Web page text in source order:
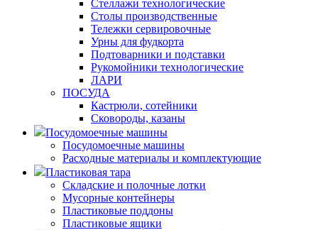
Стеллажи технологические
Столы производственные
Тележки сервировочные
Урны для фудкорта
Подтоварники и подставки
Рукомойники технологические
ЛАРИ
ПОСУДА
Кастрюли, сотейники
Сковороды, казаны
Посудомоечные машины
Посудомоечные машины
Расходные материалы и комплектующие
Пластиковая тара
Складские и полочные лотки
Мусорные контейнеры
Пластиковые поддоны
Пластиковые ящики